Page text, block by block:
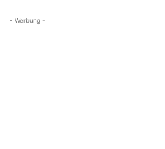
- Werbung -